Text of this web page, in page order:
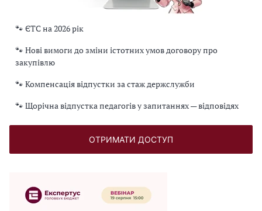
🐾 ЄТС на 2026 рік
🐾 Нові вимоги до зміни істотних умов договору про
закупівлю
🐾 Компенсація відпустки за стаж держслужби
🐾 Щорічна відпустка педагогів у запитаннях — відповідях
ОТРИМАТИ ДОСТУП